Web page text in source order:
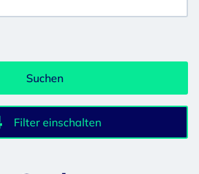
Suchen
Filter einschalten